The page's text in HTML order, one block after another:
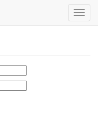
Toggle